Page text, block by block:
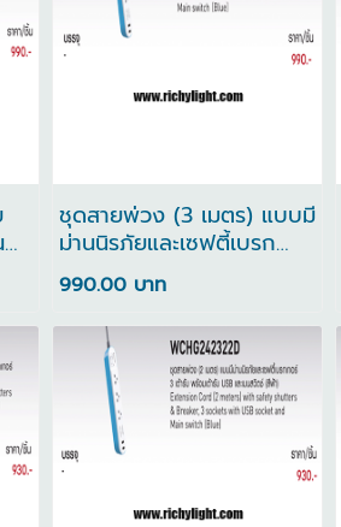
ชุดสายพ่วง (3 เมตร) แบบมี
ม่านนิรภัยและเซฟตี้เบรก
เกอร์ 3 เต้ารับ พร้อมเต้ารับ
USB WCHG243322D
990.00 บาท